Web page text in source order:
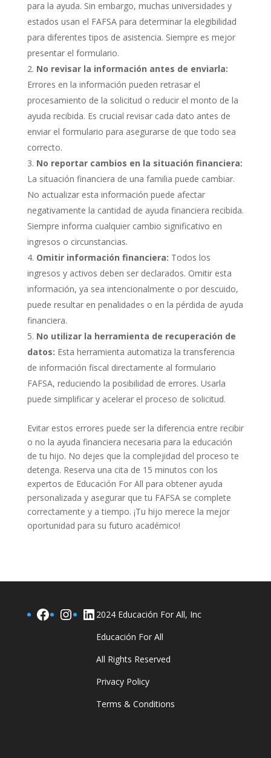
para la ayuda. Sin embargo, muchas universidades y
estados usan el FAFSA para determinar la elegibilidad
para diferentes tipos de asistencia. Siempre es mejor
presentar el formulario.
No revisar la información antes de enviarla:
Errores en la información pueden retrasar el
procesamiento de la solicitud o reducir el monto de la
ayuda recibida. Es crucial revisar cada dato antes de
enviar el formulario para asegurarse de que todo sea
correcto.
No reportar cambios en la situación financiera:
La situación financiera de una familia puede cambiar.
No actualizar esta información puede afectar
negativamente la cantidad de ayuda financiera recibida.
Siempre informa cualquier cambio significativo en
ingresos o circunstancias.
Omitir información financiera: Todos los
ingresos y activos deben ser declarados. Omitir esta
información, ya sea intencionalmente o por descuido,
puede resultar en penalidades o en la pérdida de ayuda
financiera.
No utilizar la herramienta de recuperación de
datos: Esta herramienta automatiza la transferencia
de información fiscal directamente al formulario
FAFSA, reduciendo la posibilidad de errores. Usarla
puede simplificar y acelerar el proceso de solicitud.
Evitar estos errores puede ser la diferencia entre recibir
o no la ayuda financiera necesaria para la educación
de tu hijo. No dejes que la complejidad del proceso te
detenga. Reserva una cita de 15 minutos con los
expertos de Educación For All para obtener ayuda
personalizada y asegurar que tu FAFSA se complete
correctamente y a tiempo. ¡Tu hijo merece la mejor
oportunidad para su futuro académico!
Facebook Instagram LinkedIn 2024 Educación For All, Inc
Educación For All
All Rights Reserved
Privacy Policy
Terms & Conditions